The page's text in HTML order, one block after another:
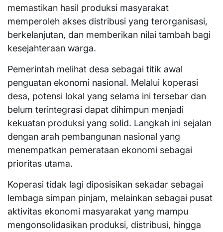
memastikan hasil produksi masyarakat
memperoleh akses distribusi yang terorganisasi,
berkelanjutan, dan memberikan nilai tambah bagi
kesejahteraan warga.
Pemerintah melihat desa sebagai titik awal
penguatan ekonomi nasional. Melalui koperasi
desa, potensi lokal yang selama ini tersebar dan
belum terintegrasi dapat dihimpun menjadi
kekuatan produksi yang solid. Langkah ini sejalan
dengan arah pembangunan nasional yang
menempatkan pemerataan ekonomi sebagai
prioritas utama.
Koperasi tidak lagi diposisikan sekadar sebagai
lembaga simpan pinjam, melainkan sebagai pusat
aktivitas ekonomi masyarakat yang mampu
mengonsolidasikan produksi, distribusi, hingga